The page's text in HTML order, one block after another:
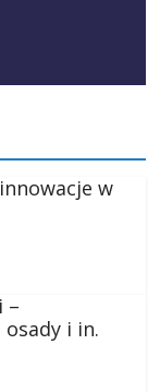
w
–
osady i in.